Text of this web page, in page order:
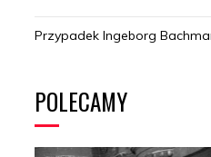
Przypadek Ingeborg
POLECAMY